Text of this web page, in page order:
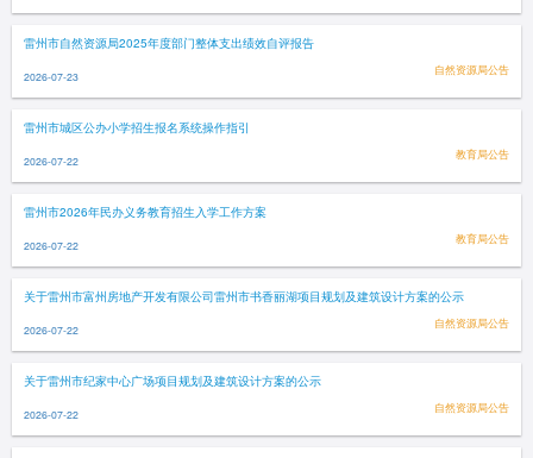
雷州市自然资源局2025年度部门整体支出绩效自评报告
2026-07-23 自然资源局公告
雷州市城区公办小学招生报名系统操作指引
2026-07-22 教育局公告
雷州市2026年民办义务教育招生入学工作方案
2026-07-22 教育局公告
关于雷州市富州房地产开发有限公司雷州市书香丽湖项目规划及建筑设计方案的公示
2026-07-22 自然资源局公告
关于雷州市纪家中心广场项目规划及建筑设计方案的公示
2026-07-22 自然资源局公告